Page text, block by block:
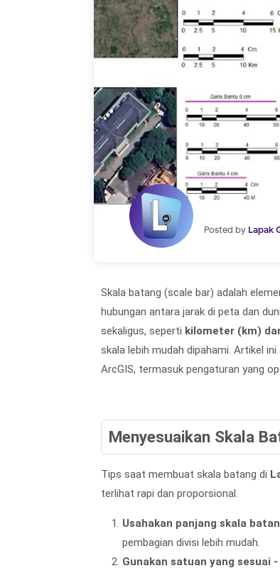
Posted by Lapak
Skala batang (scale bar) adalah
hubungan antara jarak di peta dan
sekaligus, seperti kilometer (km)
skala lebih mudah dipahami. Artikel
ArcGIS, termasuk pengaturan yang
Menyesuaikan Skala
Tips saat membuat skala batang di
terlihat rapi dan proporsional.
Usahakan panjang skala
pembagian divisi lebih mudah.
Gunakan satuan yang sesuai -